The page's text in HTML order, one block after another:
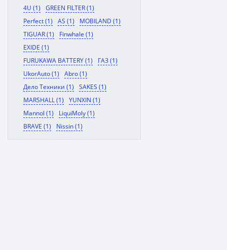
4U (1)
GREEN FILTER (1)
Perfect (1)
AS (1)
MOBILAND (1)
TIGUAR (1)
Finwhale (1)
EXIDE (1)
FURUKAWA BATTERY (1)
ГАЗ (1)
UkorAuto (1)
Abro (1)
Дело Техники (1)
SAKES (1)
MARSHALL (1)
YUNXIN (1)
Mannol (1)
LiquiMoly (1)
BRAVE (1)
Nissin (1)